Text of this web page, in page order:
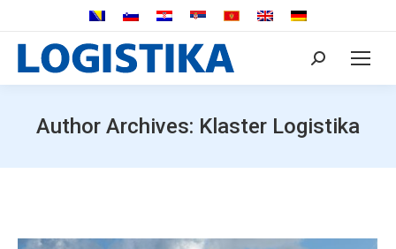
Search:
Author Archives: Klaster Logistika